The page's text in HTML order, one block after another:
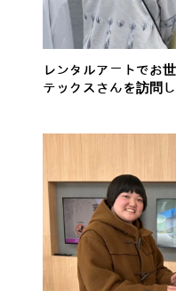
レンタルアートでお
テックスさんを訪問し